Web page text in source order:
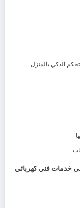
الذكي بالمنزل
للحصول على خدمات فني كهربائي